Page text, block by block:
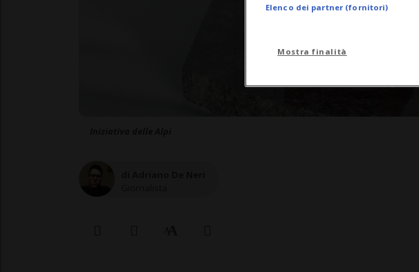
Elenco dei partner (fornitori)
Mostra finalità